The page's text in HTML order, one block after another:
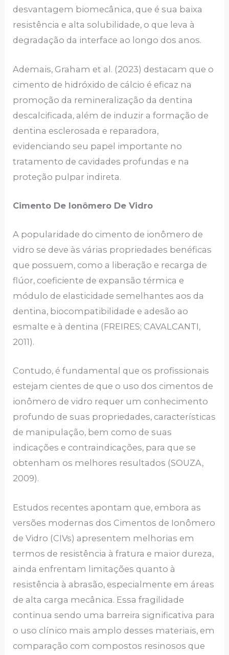
desvantagem biomecânica, que é sua baixa
resistência e alta solubilidade, o que leva à
degradação da interface ao longo dos anos.
Ademais, Graham et al. (2023) destacam que o
cimento de hidróxido de cálcio é eficaz na
promoção da remineralização da dentina
descalcificada, além de induzir a formação de
dentina esclerosada e reparadora,
evidenciando seu papel importante no
tratamento de cavidades profundas e na
proteção pulpar indireta.
Cimento De Ionômero De Vidro
A popularidade do cimento de ionômero de
vidro se deve às várias propriedades benéficas
que possuem, como a liberação e recarga de
flúor, coeficiente de expansão térmica e
módulo de elasticidade semelhantes aos da
dentina, biocompatibilidade e adesão ao
esmalte e à dentina (FREIRES; CAVALCANTI,
2011).
Contudo, é fundamental que os profissionais
estejam cientes de que o uso dos cimentos de
ionômero de vidro requer um conhecimento
profundo de suas propriedades, características
de manipulação, bem como de suas
indicações e contraindicações, para que se
obtenham os melhores resultados (SOUZA,
2009).
Estudos recentes apontam que, embora as
versões modernas dos Cimentos de Ionômero
de Vidro (CIVs) apresentem melhorias em
termos de resistência à fratura e maior dureza,
ainda enfrentam limitações quanto à
resistência à abrasão, especialmente em áreas
de alta carga mecânica. Essa fragilidade
continua sendo uma barreira significativa para
o uso clínico mais amplo desses materiais, em
comparação com compostos resinosos que